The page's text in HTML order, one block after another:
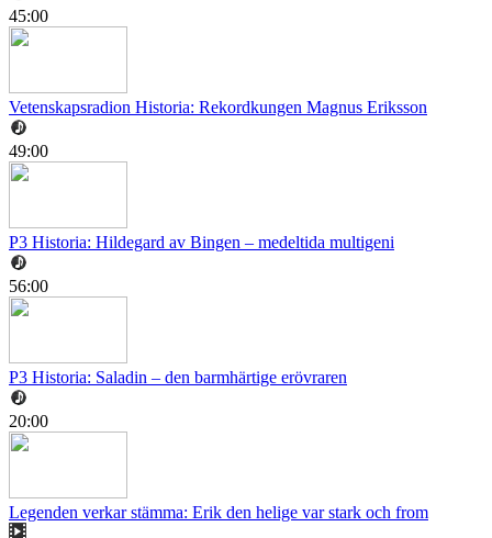
45:00
Vetenskapsradion Historia: Rekordkungen Magnus Eriksson
49:00
P3 Historia: Hildegard av Bingen – medeltida multigeni
56:00
P3 Historia: Saladin – den barmhärtige erövraren
20:00
Legenden verkar stämma: Erik den helige var stark och from